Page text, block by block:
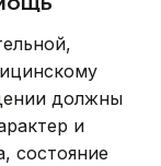
должны
и
состояние